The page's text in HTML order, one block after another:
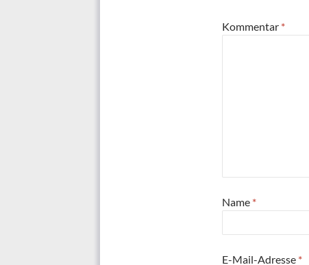
Kommentar *
Name *
E-Mail-Adresse *